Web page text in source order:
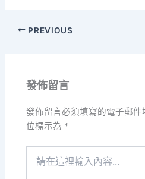
PREVIOUS
發佈留言
發佈留言必須填寫的電子郵件
位標示為 *